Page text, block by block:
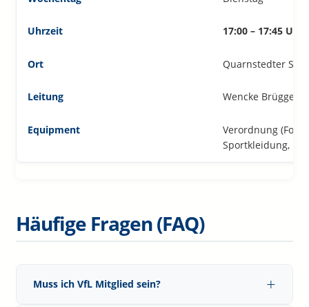
17:00 – 17:45 Uhr
Quarnstedter Str.
Wencke Brüggen
Verordnung
Sportkleidung,
Häufige Fragen (FAQ)
Muss ich VfL Mitglied sein?